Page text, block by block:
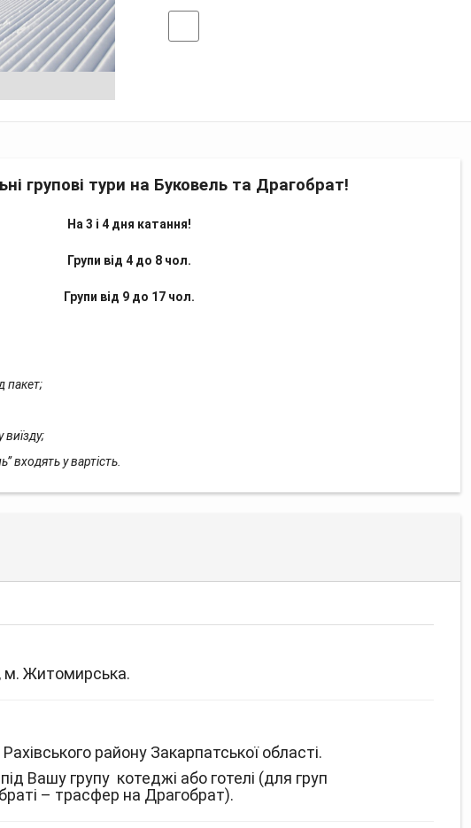
групові тури на Буковель та Драгобрат!
На 3 і 4 дня катання!
Групи від 4 до 8 чол.
Групи від 9 до 17 чол.
пакет;
входять у вартість.
м. Житомирська.
району Закарпатської області.
Вашу групу котеджі або готелі (для груп
– трасфер на Драгобрат).